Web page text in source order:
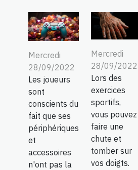
Mercredi
28/09/2022
Les joueurs
sont
conscients du
fait que ses
périphériques
et
accessoires
n'ont pas la
Mercredi
28/09/2022
Lors des
exercices
sportifs,
vous pouvez
faire une
chute et
tomber sur
vos doigts.